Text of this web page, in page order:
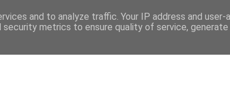
and to analyze traffic. Your IP address and user-
metrics to ensure quality of service, generate